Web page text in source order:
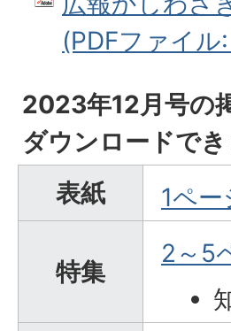
(PDFファイル
2023年12月号の
ダウンロードでき
表紙
1ペ
特集
2～5